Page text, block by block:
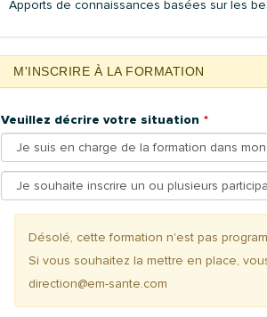
Apports de connaissances basées sur les
M'INSCRIRE À LA FORMATION
Veuillez décrire votre situation
Désolé, cette formation n'est pas
Si vous souhaitez la mettre en place,
direction@em-sante.com